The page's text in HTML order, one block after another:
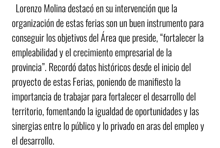
Lorenzo Molina destacó en su intervención que la
organización de estas ferias son un buen instrumento para
conseguir los objetivos del Área que preside, “fortalecer la
empleabilidad y el crecimiento empresarial de la
provincia”. Recordó datos históricos desde el inicio del
proyecto de estas Ferias, poniendo de manifiesto la
importancia de trabajar para fortalecer el desarrollo del
territorio, fomentando la igualdad de oportunidades y las
sinergias entre lo público y lo privado en aras del empleo y
el desarrollo.